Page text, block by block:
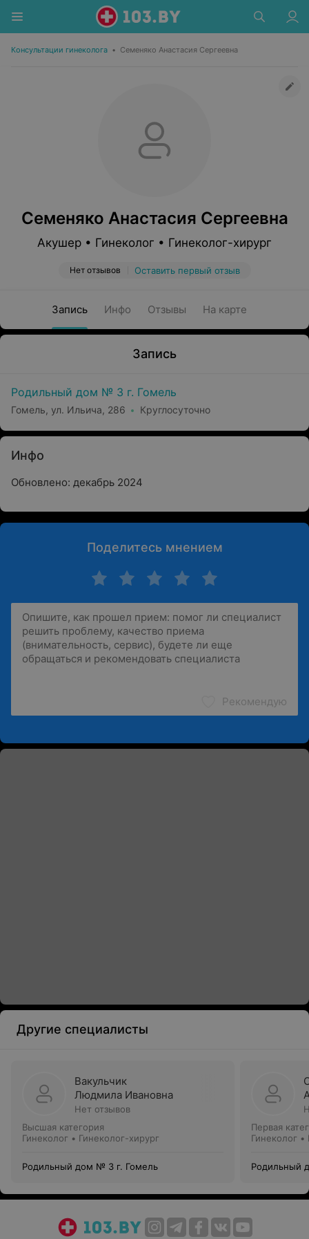
Консультации гинеколога • Семеняко Анастасия Сергеевна
Семеняко Анастасия Сергеевна
Акушер • Гинеколог • Гинеколог-хирург
Нет отзывов Оставить первый отзыв
Запись Инфо Отзывы На карте
Запись
Родильный дом № 3 г. Гомель
Гомель, ул. Ильича, 286 Круглосуточно
Инфо
Обновлено: декабрь 2024
Поделитесь мнением
Рекомендую
Другие специалисты
Вакульчик
Людмила Ивановна
Нет отзывов
Высшая категория
Гинеколог • Гинеколог-хирург
Родильный дом № 3 г. Гомель
Первая
Гинеколог •
Родильный